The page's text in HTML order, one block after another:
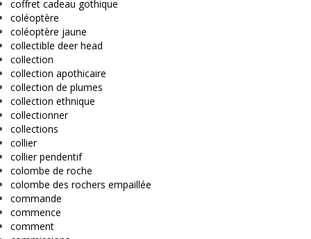
coffret cadeau gothique
coléoptère
coléoptère jaune
collectible deer head
collection
collection apothicaire
collection de plumes
collection ethnique
collectionner
collections
collier
collier pendentif
colombe de roche
colombe des rochers empaillée
commande
commence
comment